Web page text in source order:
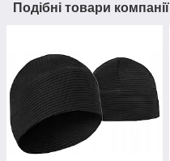
Подібні товари компанії